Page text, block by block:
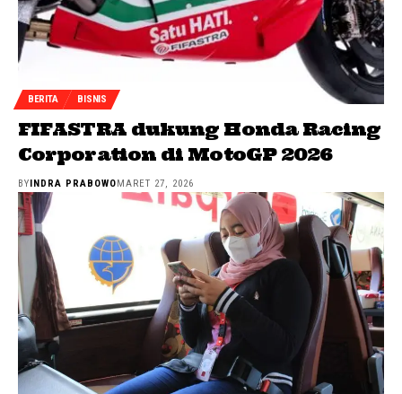
BERITA BISNIS
FIFASTRA dukung Honda Racing
Corporation di MotoGP 2026
BYINDRA PRABOWOMARET 27, 2026